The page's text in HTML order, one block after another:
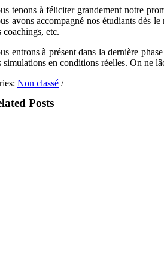
tenons à féliciter grandement notre
avons accompagné nos étudiants dès
coachings, etc.
entrons à présent dans la dernière
simulations en conditions réelles. On ne
Non classé /
Posts